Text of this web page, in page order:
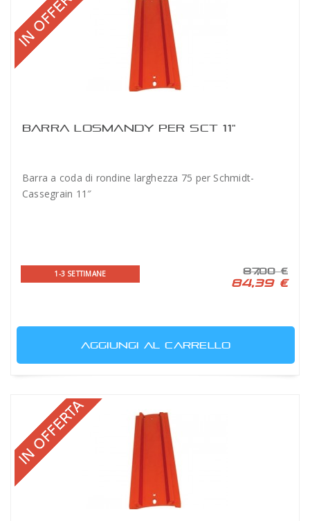
BARRA LOSMANDY PER SCT 11"
Barra a coda di rondine larghezza 75 per Schmidt-
Cassegrain 11″
1-3 SETTIMANE 87,00 €
84,39 €
AGGIUNGI AL CARRELLO